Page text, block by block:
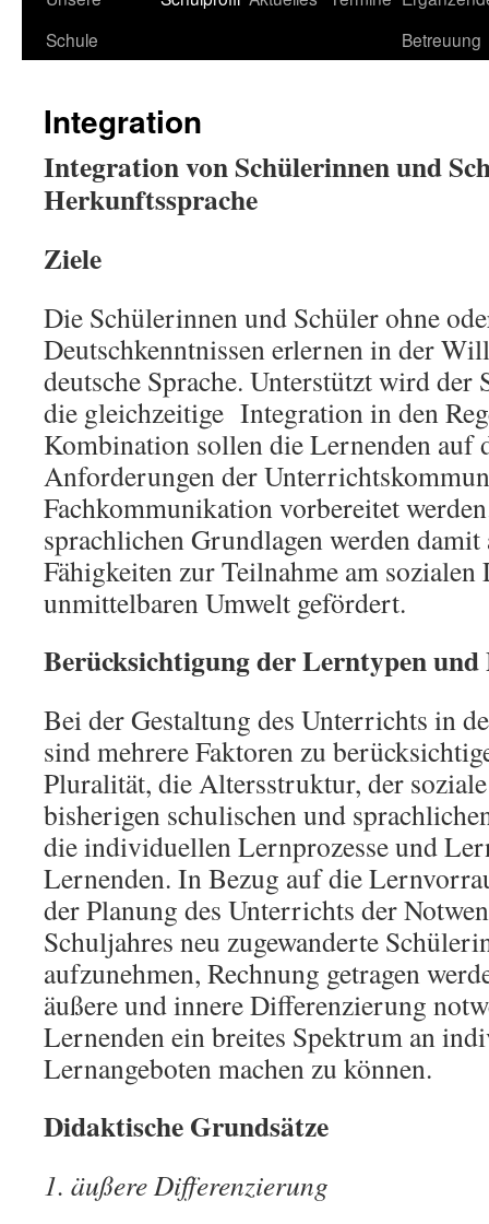
Schule
Betreuung
Integration
Integration von Schülerinnen und
Herkunftssprache
Ziele
Die Schülerinnen und Schüler ohne
Deutschkenntnissen erlernen in der
deutsche Sprache. Unterstützt wird der
die gleichzeitige Integration in den
Kombination sollen die Lernenden auf
Anforderungen der
Fachkommunikation vorbereitet
sprachlichen Grundlagen werden
Fähigkeiten zur Teilnahme am sozialen
unmittelbaren Umwelt gefördert.
Berücksichtigung der Lerntypen und
Bei der Gestaltung des Unterrichts in
sind mehrere Faktoren zu
Pluralität, die Altersstruktur, der
bisherigen schulischen und
die individuellen Lernprozesse und
Lernenden. In Bezug auf die
der Planung des Unterrichts der
Schuljahres neu zugewanderte
aufzunehmen, Rechnung getragen
äußere und innere Differenzierung
Lernenden ein breites Spektrum an
Lernangeboten machen zu können.
Didaktische Grundsätze
1. äußere Differenzierung